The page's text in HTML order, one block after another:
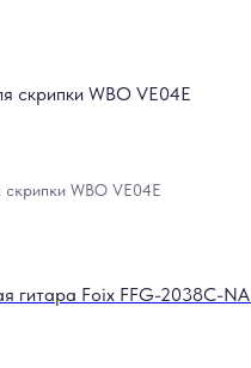
скрипки WBO VE04E
скрипки WBO VE04E
гитара Foix FFG-2038C-NA